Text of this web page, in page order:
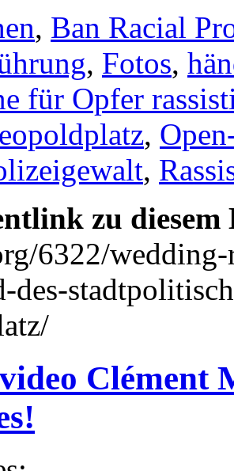
, Ban Racial
, Fotos,
für Opfer
,
,
zu
6322/
des-
Clément